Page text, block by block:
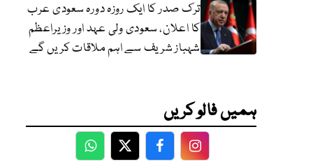
ترک صدر کا ایک روزہ دورہ سعودی عرب
کا اعلان، سعودی ولی عہد اور وزیراعظم
شہباز شریف سے اہم ملاقات کریں گے
ہمیں فالو کریں
WhatsApp
TwitterFacebookFacebook